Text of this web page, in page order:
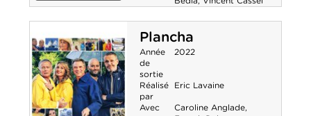
: L'Empire du
Plancha
Année
de
sortie
2022
Réalisé
par
Eric Lavaine
Avec Caroline Anglade,